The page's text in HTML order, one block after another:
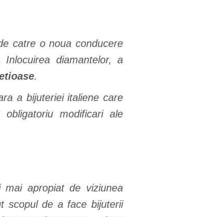
catre o noua conducere
diamantelor, a
.
a bijuteriei italiene care
modificari ale
apropiat de viziunea
scopul de a face bijuterii